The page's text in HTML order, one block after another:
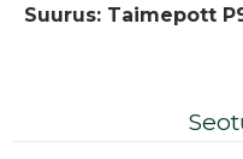
Suurus: Taimepott